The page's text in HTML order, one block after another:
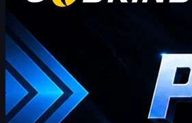
그에 오신 것을 환영합니다!
이곳에서 이번 주 최신이고 가장 포괄적
인트 코드를 찾을 수 있습니다. 저희는
트하여 추가 기프트 포인트를 제공합
충족하는 한 아래 코드를 사용하여 포
좋아하는 CS2 스킨으로 교환할 수 있습